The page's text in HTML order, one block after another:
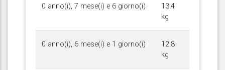
0 anno(i), 7 mese(i) e 6 giorno(i)
13.4
kg
0 anno(i), 6 mese(i) e 1 giorno(i)
12.8
kg